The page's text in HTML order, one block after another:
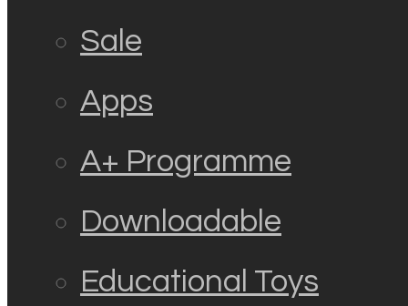
Sale
Apps
A+ Programme
Downloadable
Educational Toys